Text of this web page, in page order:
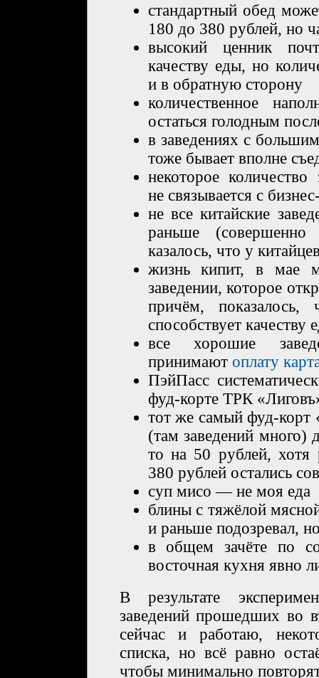
стандартный обед
180 до 380 рублей, но
высокий ценник
качеству еды, но
и в обратную сторону
количественное
остаться голодным
в заведениях с
тоже бывает вполне
некоторое количество
не связывается с
не все китайские
раньше (совершенно
казалось, что у
жизнь кипит, в мае
заведении, которое
причём,
способствует качеству
все хорошие
принимают оплату
ПэйПасс
фуд-корте ТРК
тот же самый фуд-корт
(там заведений
то на 50 рублей,
380 рублей остались
суп мисо — не моя еда
блины с тяжёлой
и раньше подозревал,
в общем зачёте по
восточная кухня явно
В результате
заведений прошедших во
сейчас и работаю,
списка, но всё равно
чтобы минимально